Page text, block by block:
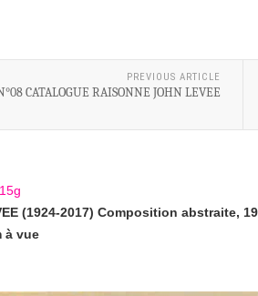
PREVIOUS ARTICLE
CATALOGUE RAISONNE JOHN LEVEE
(1924-2017) Composition abstraite,
à vue